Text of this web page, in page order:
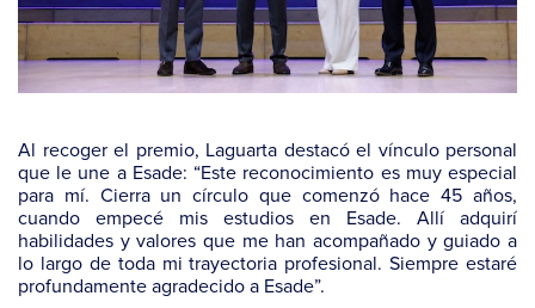
Al recoger el premio, Laguarta destacó el vínculo personal
que le une a Esade: “Este reconocimiento es muy especial
para mí. Cierra un círculo que comenzó hace 45 años,
cuando empecé mis estudios en Esade. Allí adquirí
habilidades y valores que me han acompañado y guiado a
lo largo de toda mi trayectoria profesional. Siempre estaré
profundamente agradecido a Esade”.